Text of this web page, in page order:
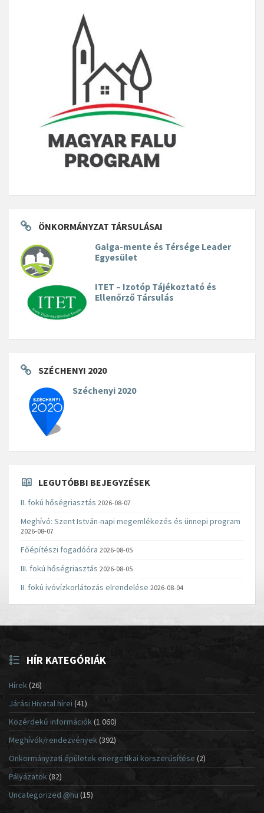
ÖNKORMÁNYZAT TÁRSULÁSAI
Galga-mente és Térsége Leader
Egyesület
ITET – Izotóp Tájékoztató és
Ellenőrző Társulás
SZÉCHENYI 2020
Széchenyi 2020
LEGUTÓBBI BEJEGYZÉSEK
II. fokú hőségriasztás 2026-08-07
Meghívó: Szent István-napi megemlékezés és ünnepi program
2026-08-07
Főépítészi fogadóóra 2026-08-05
III. fokú hőségriasztás 2026-08-05
II. fokú ivóvízkorlátozás elrendelése 2026-08-04
HÍR KATEGÓRIÁK
Hírek(26)
Járási Hivatal hírei (41)
Közérdekű információk(1 060)
Meghívók/rendezvények (392)
Önkormányzati épületek energetikai korszerűsítése (2)
Pályázatok (82)
Uncategorized @hu (15)